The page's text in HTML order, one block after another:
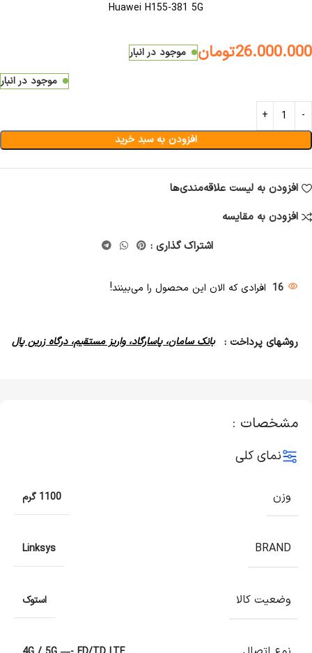
Huawei H155-381 5G
26.000.000تومان
موجود در انبار
موجود در انبار
افزودن به سبد خرید
افزودن به لیست علاقه‌مندی‌ها
افزودن به مقایسه
اشتراک گذاری :
16 افرادی که الان این محصول را می‌بینند!
روشهای پرداخت : بانک سامان، پاسارگاد، واریز مستقیم، درگاه زرین پال
مشخصات :
نمای کلی
وزن 1100 گرم
BRAND
Linksys
وضعیت کالا استوک